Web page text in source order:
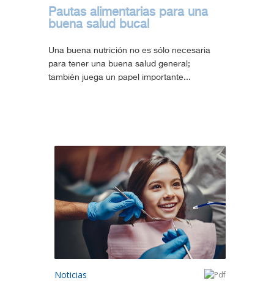
Pautas alimentarias para una
buena salud bucal
Una buena nutrición no es sólo necesaria
para tener una buena salud general;
también juega un papel importante...
Noticias